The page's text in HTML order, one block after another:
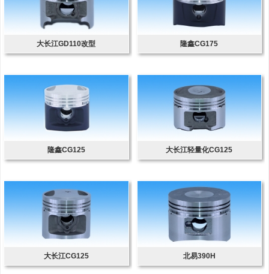
大长江GD110改型 隆鑫CG175
隆鑫CG125 大长江轻量化CG125
大长江CG125 北易390H